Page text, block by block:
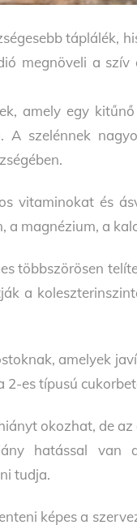
táplálék,
megnöveli a
amely egy
A szelénnek
vitaminokat és
magnézium, a
többszörösen
a
amelyek
2-es típusú
okozhat, de
hatással
tudja.
képes a